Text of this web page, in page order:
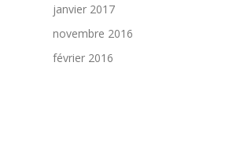
janvier 2017
novembre 2016
février 2016